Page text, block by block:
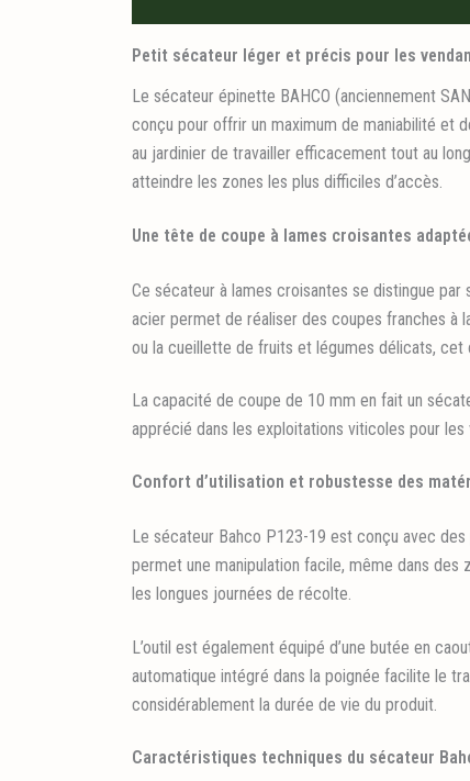
Petit sécateur léger et précis pour les
Le sécateur épinette BAHCO (anciennement
conçu pour offrir un maximum de maniabilité et
au jardinier de travailler efficacement tout au
atteindre les zones les plus difficiles d’accès.
Une tête de coupe à lames croisantes
Ce sécateur à lames croisantes se distingue
acier permet de réaliser des coupes franches à
ou la cueillette de fruits et légumes délicats,
La capacité de coupe de 10 mm en fait un
apprécié dans les exploitations viticoles pour
Confort d’utilisation et robustesse des
Le sécateur Bahco P123-19 est conçu avec
permet une manipulation facile, même dans
les longues journées de récolte.
L’outil est également équipé d’une butée en
automatique intégré dans la poignée facilite le
considérablement la durée de vie du produit.
Caractéristiques techniques du sécateur